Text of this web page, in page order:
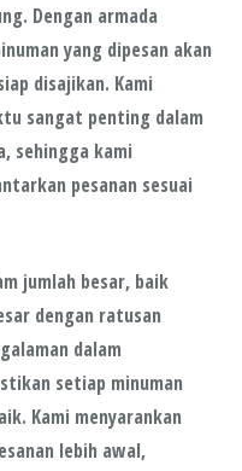
Dengan armada
yang dipesan akan
disajikan. Kami
sangat penting dalam
sehingga kami
pesanan sesuai
jumlah besar, baik
dengan ratusan
dalam
setiap minuman
Kami menyarankan
lebih awal,